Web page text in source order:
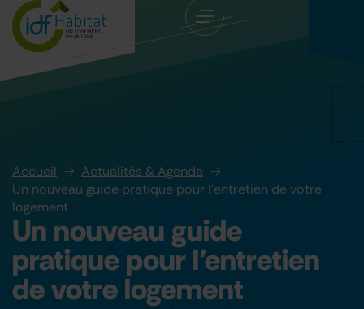
Accueil
Actualités & Agenda
Un nouveau guide pratique pour l’entretien de votre
logement
Un nouveau guide
pratique pour l’entretien
de votre logement